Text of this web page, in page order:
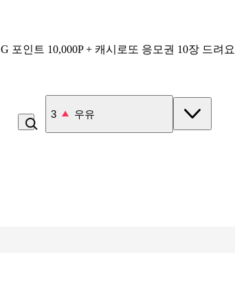
G 포인트 10,000P + 캐시로또 응모권 10장 드려요
4 미숫가루